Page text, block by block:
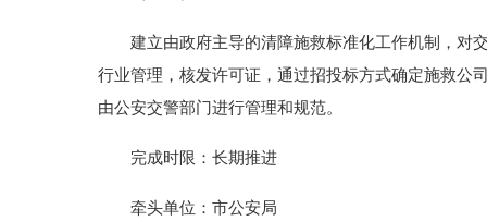
建立由政府主导的清障施救标准化工作机制，对交
行业管理，核发许可证，通过招投标方式确定施救公
由公安交警部门进行管理和规范。
完成时限：长期推进
牵头单位：市公安局